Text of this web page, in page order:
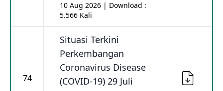
10 Aug 2026 | Download :
5.566 Kali
74
Situasi Terkini
Perkembangan
Coronavirus Disease
(COVID-19) 29 Juli